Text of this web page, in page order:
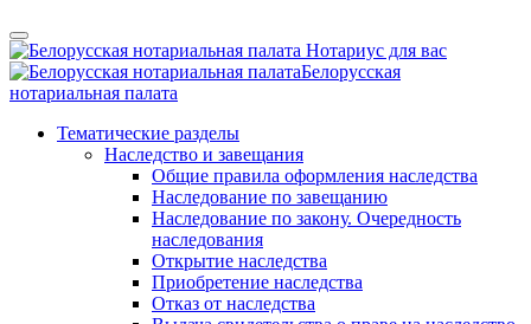
Нотариус для вас
Белорусская
нотариальная палата
Тематические разделы
Наследство и завещания
Общие правила оформления наследства
Наследование по завещанию
Наследование по закону. Очередность
наследования
Открытие наследства
Приобретение наследства
Отказ от наследства